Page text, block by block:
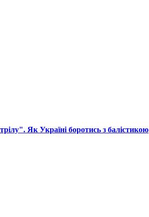
Як Україні боротись з балістикою